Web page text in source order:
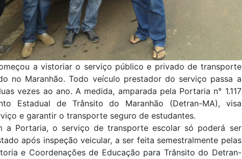
a vistoriar o serviço público e privado de transporte
no Maranhão. Todo veículo prestador do serviço passa a
vezes ao ano. A medida, amparada pela Portaria n° 1.117
Estadual de Trânsito do Maranhão (Detran-MA), visa
e garantir o transporte seguro de estudantes.
a Portaria, o serviço de transporte escolar só poderá ser
após inspeção veicular, a ser feita semestralmente pelas
e Coordenações de Educação para Trânsito do Detran-